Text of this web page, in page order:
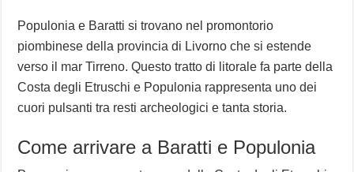
Populonia e Baratti si trovano nel promontorio
piombinese della provincia di Livorno che si estende
verso il mar Tirreno. Questo tratto di litorale fa parte della
Costa degli Etruschi e Populonia rappresenta uno dei
cuori pulsanti tra resti archeologici e tanta storia.
Come arrivare a Baratti e Populonia